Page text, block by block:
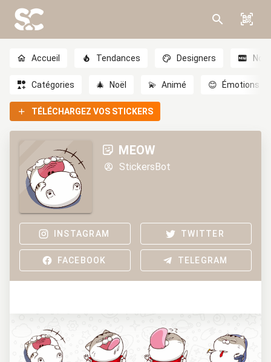
Accueil Tendances Designers
Catégories 🎄 Noël 💫 Animé 😊 Émotions
TÉLÉCHARGEZ VOS STICKERS
MEOW
StickersBot
INSTAGRAM TWITTER
FACEBOOK TELEGRAM